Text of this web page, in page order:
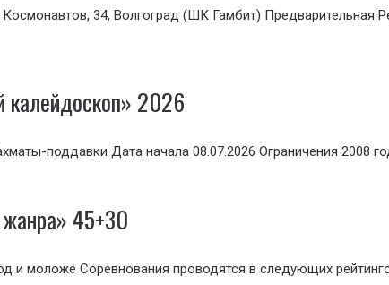
34, Волгоград (ШК Гамбит) Предварительная
2026
поддавки Дата начала 08.07.2026 Ограничения
45+30
и моложе Соревнования проводятся в следующих